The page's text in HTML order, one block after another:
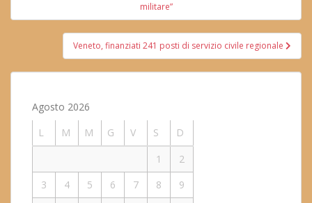
militare”
Veneto, finanziati 241 posti di servizio civile regionale
Agosto 2026
L
M M G V S
D
1
2
3
4 5 6 7 8
9